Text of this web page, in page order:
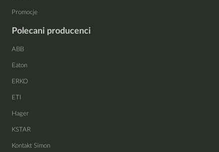
Promocje
Polecani producenci
ABB
Eaton
ERKO
ETI
Hager
KSTAR
Kontakt Simon